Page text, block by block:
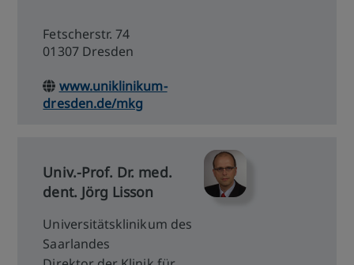
Fetscherstr. 74
01307 Dresden
www.uniklinikum-
dresden.de/mkg
Univ.-Prof. Dr. med.
dent. Jörg Lisson
Universitätsklinikum des
Saarlandes